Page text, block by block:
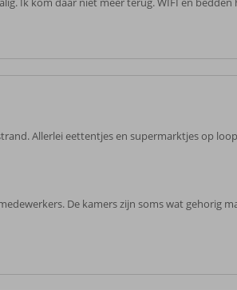
Allerlei eettentjes en supermarktjes op
De kamers zijn soms wat gehorig